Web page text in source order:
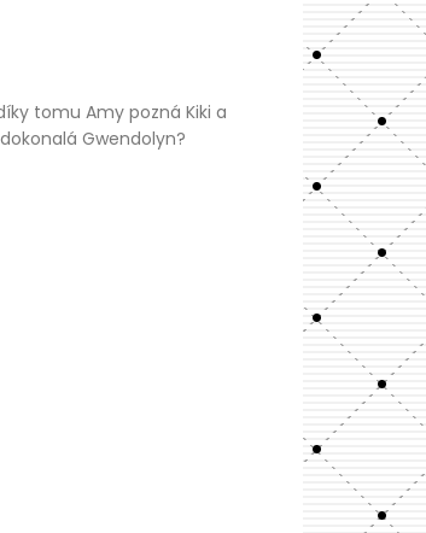
tomu Amy pozná Kiki a
Gwendolyn?